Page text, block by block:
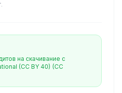
на скачивание с
(CC BY 40) (CC